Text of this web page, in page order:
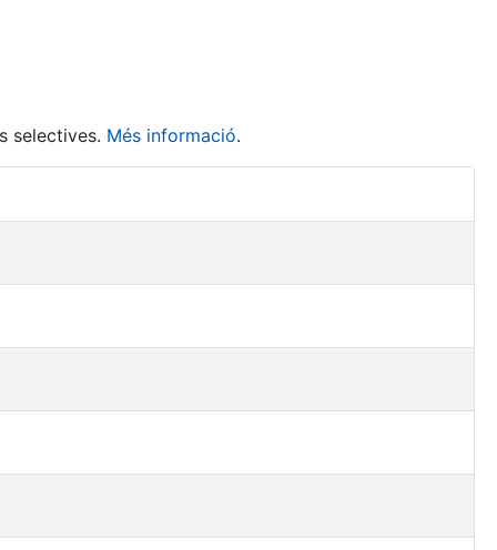
selectives. Més informació.
Accions